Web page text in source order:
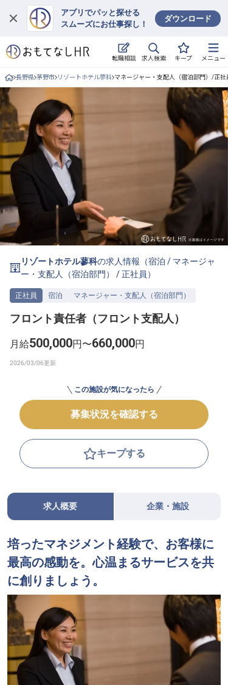
アプリでパッと探せる
スムーズにお仕事探し！
ダウンロード
転職相談 求人検索 キープ メニュー
ログイン
求人・施設を探す
キープした求人
就職・転職 合同説明会
おもてなしHRについて
ご利用の流れ
よくある質問
ホテル・宿泊業界情報コラム
無料 転職サポートに申し込む
採用をお考えの企業様へ
長野県 茅野市 リゾートホテル蓼科 マネージャー・支配人（宿泊部門）/正社
リゾートホテル蓼科の求人情報（宿泊 / マネージャ
ー・支配人（宿泊部門）
/正社員 ）
正社員 宿泊 マネージャー・支配人（宿泊部門）
フロント責任者（フロント支配人）
月給500,000円〜660,000円
この施設が気になったら
募集状況を確認する
キープする
求人概要 企業・施設
培ったマネジメント経験で、お客様に
最高の感動を。心温まるサービスを共
に創りましょう。